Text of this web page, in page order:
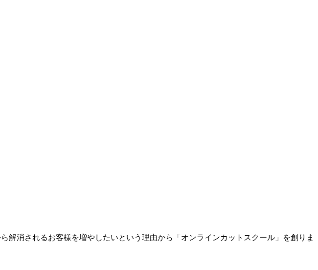
消されるお客様を増やしたいという理由から「オンラインカットスクール」を創りま